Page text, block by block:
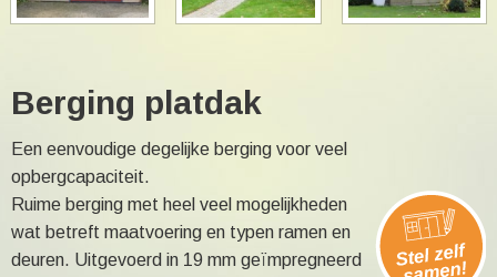
Berging platdak
Een eenvoudige degelijke berging voor veel
opbergcapaciteit.
Ruime berging met heel veel mogelijkheden
wat betreft maatvoering en typen ramen en
deuren. Uitgevoerd in 19 mm geïmpregneerd